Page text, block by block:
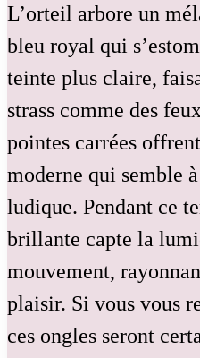
L’orteil arbore un
bleu royal qui
teinte plus claire,
strass comme des
pointes carrées
moderne qui semble
ludique. Pendant ce
brillante capte la
mouvement,
plaisir. Si vous vous
ces ongles seront